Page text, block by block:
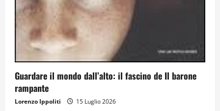
Guardare il mondo dall’alto: il fascino de Il barone
rampante
Lorenzo Ippoliti 15 Luglio 2026